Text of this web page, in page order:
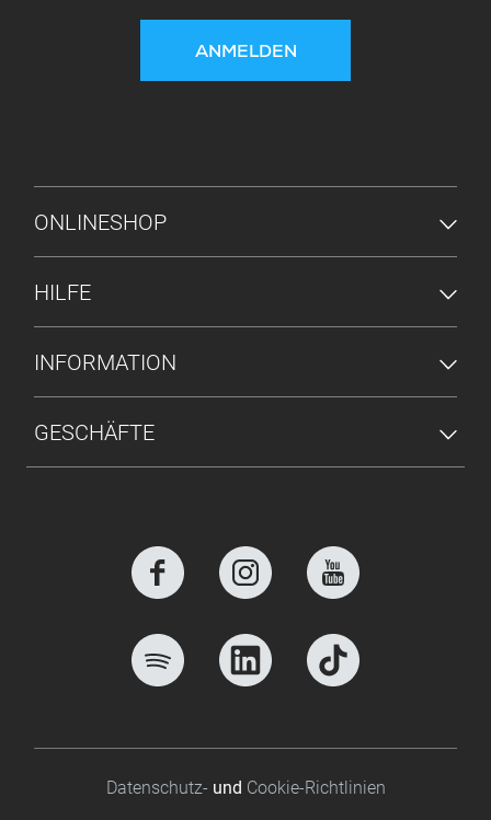
ANMELDEN
FUSSZEILENMENÜ
ONLINESHOP
HILFE
INFORMATION
GESCHÄFTE
Footer bottomDatenschutz- und Cookie-Richtlinien